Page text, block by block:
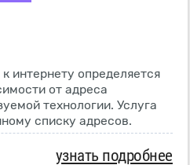
интернету определяется
от адреса
технологии. Услуга
списку адресов.
узнать подробнее